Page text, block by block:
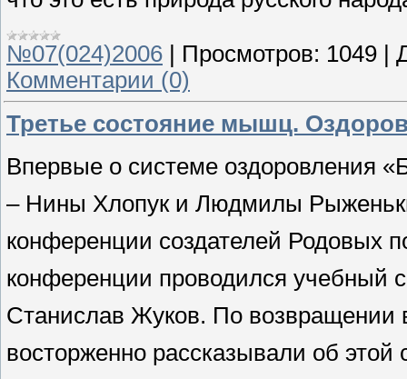
№07(024)2006 | Просмотров: 1049 |
Комментарии (0)
Третье состояние мышц.
Впервые о системе оздоровления
– Нины Хлопук и Людмилы
конференции создателей Родовых
конференции проводился учебный
Станислав Жуков. По
восторженно рассказывали об